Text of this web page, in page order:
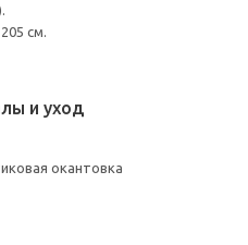
см.
и уход
окантовка